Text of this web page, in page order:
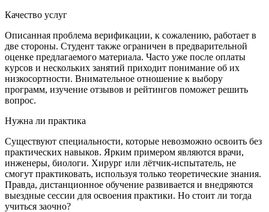
Качество услуг
Описанная проблема верификации, к сожалению, работает в
две стороны. Студент также ограничен в предварительной
оценке предлагаемого материала. Часто уже после оплаты
курсов и нескольких занятий приходит понимание об их
низкосортности. Внимательное отношение к выбору
программ, изучение отзывов и рейтингов поможет решить
вопрос.
Нужна ли практика
Существуют специальности, которые невозможно освоить без
практических навыков. Ярким примером являются врачи,
инженеры, биологи. Хирург или лётчик-испытатель, не
смогут практиковать, используя только теоретические знания.
Правда, дистанционное обучение развивается и внедряются
выездные сессии для освоения практики. Но стоит ли тогда
учиться заочно?